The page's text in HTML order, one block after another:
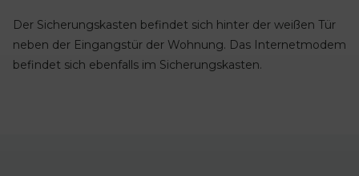
Der Sicherungskasten befindet sich hinter der weißen Tür
neben der Eingangstür der Wohnung. Das Internetmodem
befindet sich ebenfalls im Sicherungskasten.